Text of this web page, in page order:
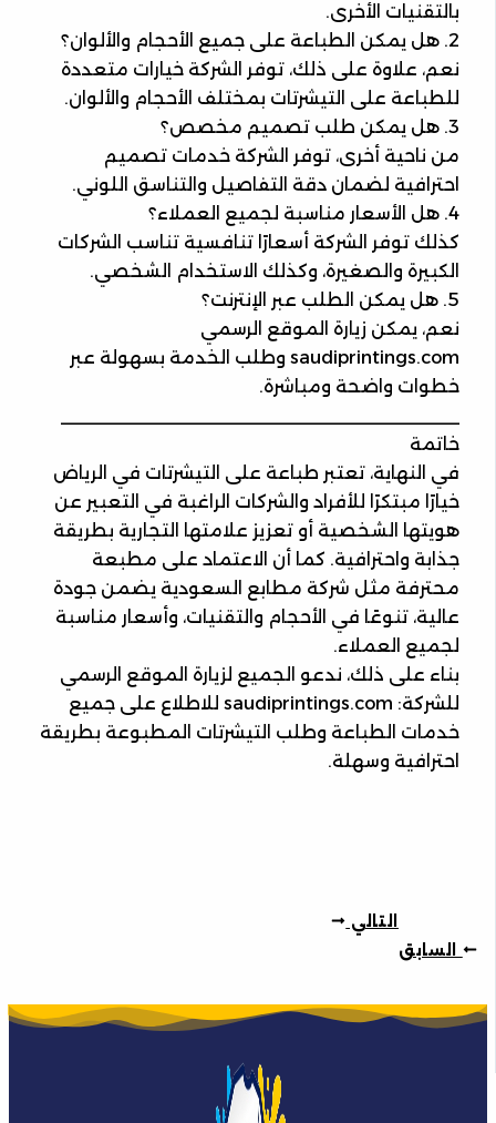
بالتقنيات الأخرى.
2. هل يمكن الطباعة على جميع الأحجام والألوان؟
نعم، علاوة على ذلك، توفر الشركة خيارات متعددة
للطباعة على التيشرتات بمختلف الأحجام والألوان.
3. هل يمكن طلب تصميم مخصص؟
من ناحية أخرى، توفر الشركة خدمات تصميم
احترافية لضمان دقة التفاصيل والتناسق اللوني.
4. هل الأسعار مناسبة لجميع العملاء؟
كذلك توفر الشركة أسعارًا تنافسية تناسب الشركات
الكبيرة والصغيرة، وكذلك الاستخدام الشخصي.
5. هل يمكن الطلب عبر الإنترنت؟
نعم، يمكن زيارة الموقع الرسمي
saudiprintings.com وطلب الخدمة بسهولة عبر
خطوات واضحة ومباشرة.
خاتمة
في النهاية، تعتبر طباعة على التيشرتات في الرياض
خيارًا مبتكرًا للأفراد والشركات الراغبة في التعبير عن
هويتها الشخصية أو تعزيز علامتها التجارية بطريقة
جذابة واحترافية. كما أن الاعتماد على مطبعة
محترفة مثل شركة مطابع السعودية يضمن جودة
عالية، تنوعًا في الأحجام والتقنيات، وأسعار مناسبة
لجميع العملاء.
بناء على ذلك، ندعو الجميع لزيارة الموقع الرسمي
للشركة: saudiprintings.com للاطلاع على جميع
خدمات الطباعة وطلب التيشرتات المطبوعة بطريقة
احترافية وسهلة.
السابق
التالي